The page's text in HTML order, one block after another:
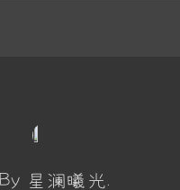
By 星澜曦光.